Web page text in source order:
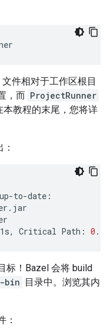
文件相对于工作区根目
，而 ProjectRunner
教程的末尾，您将详
Critical Path: 0
标！Bazel 会将 build
bin 目录中。浏览其内
：